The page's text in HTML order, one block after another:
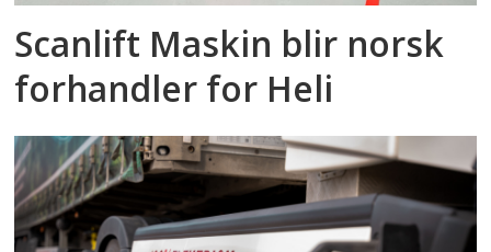
Scanlift Maskin blir norsk
forhandler for Heli